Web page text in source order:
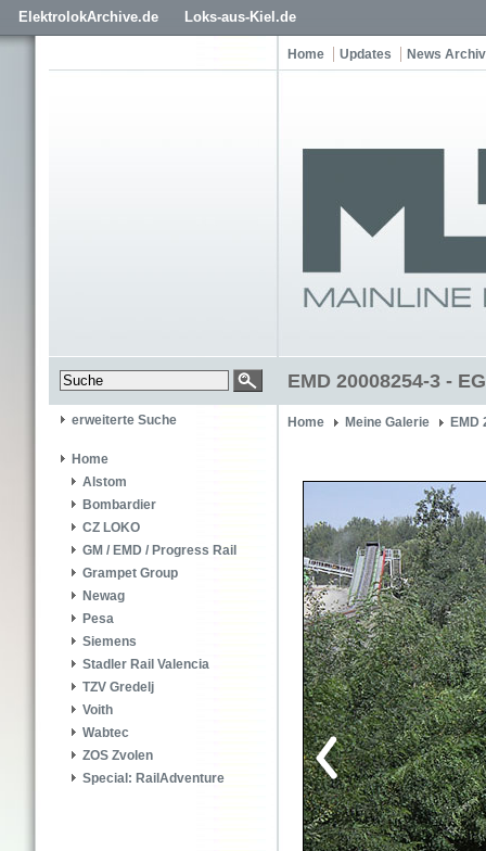
ElektrolokArchive.de Loks-aus-Kiel.de
Home Updates News Archiv
EMD 20008254-3 -
erweiterte Suche
Home
Alstom
Bombardier
CZ LOKO
GM / EMD / Progress Rail
Grampet Group
Newag
Pesa
Siemens
Stadler Rail Valencia
TZV Gredelj
Voith
Wabtec
ZOS Zvolen
Special: RailAdventure
Home Meine Galerie EMD